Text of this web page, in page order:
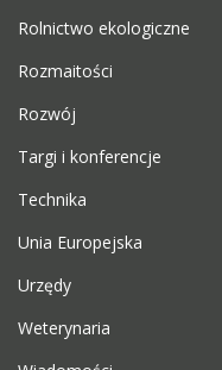
Rolnictwo ekologiczne
Rozmaitości
Rozwój
Targi i konferencje
Technika
Unia Europejska
Urzędy
Weterynaria